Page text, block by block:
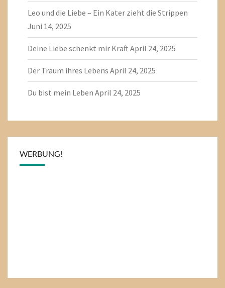
Leo und die Liebe – Ein Kater zieht die Strippen
Juni 14, 2025
Deine Liebe schenkt mir KraftApril 24, 2025
Der Traum ihres Lebens April 24, 2025
Du bist mein Leben April 24, 2025
WERBUNG!